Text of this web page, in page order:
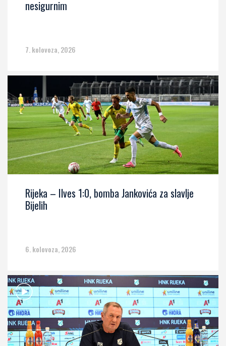
nesigurnim
7. kolovoza, 2026
Rijeka – Ilves 1:0, bomba Jankovića za slavlje
Bijelih
6. kolovoza, 2026